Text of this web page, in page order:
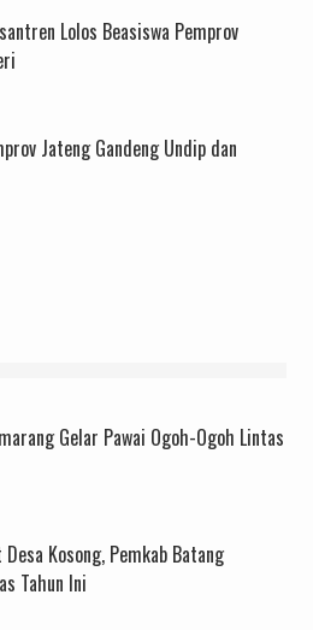
Lolos Beasiswa Pemprov
Jateng Gandeng Undip dan
Gelar Pawai Ogoh-Ogoh Lintas
Kosong, Pemkab Batang
Tahun Ini